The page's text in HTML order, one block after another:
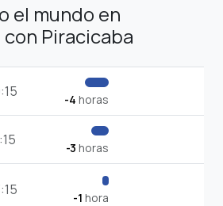
el mundo en
Piracicaba
-4 horas
-3 horas
-1 hora